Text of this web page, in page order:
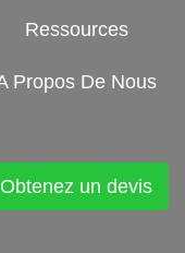
Ressources
Propos De Nous
Obtenez un devis